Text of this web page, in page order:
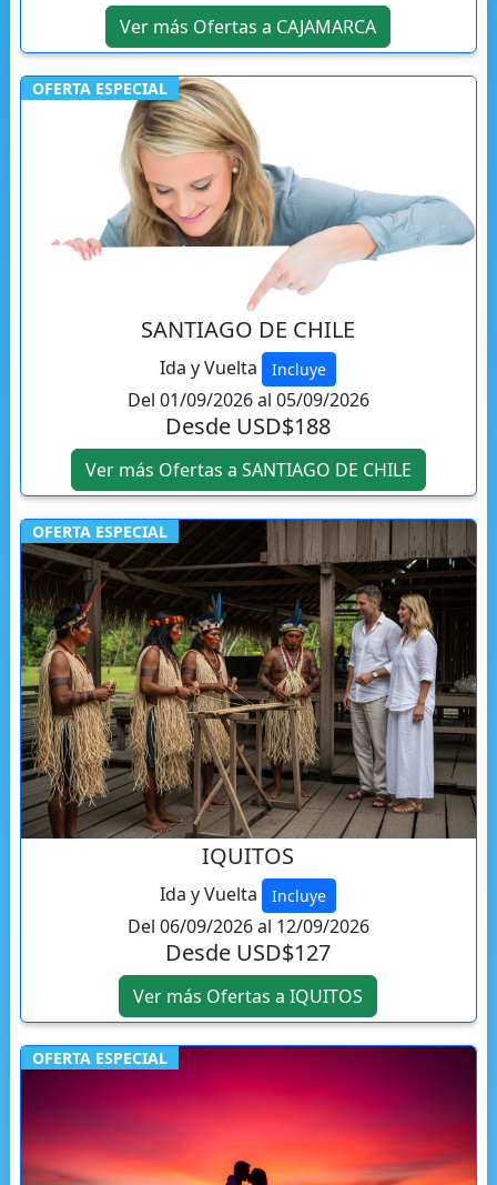
Ver más Ofertas a CAJAMARCA
OFERTA ESPECIAL
SANTIAGO DE CHILE
Ida y Vuelta Incluye
Del 01/09/2026 al 05/09/2026
Desde USD$188
Ver más Ofertas a SANTIAGO DE CHILE
OFERTA ESPECIAL
IQUITOS
Ida y Vuelta Incluye
Del 06/09/2026 al 12/09/2026
Desde USD$127
Ver más Ofertas a IQUITOS
OFERTA ESPECIAL